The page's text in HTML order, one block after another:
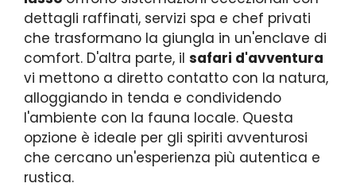
dettagli raffinati, servizi spa e chef privati
che trasformano la giungla in un'enclave di
comfort. D'altra parte, il safari d'avventura
vi mettono a diretto contatto con la natura,
alloggiando in tenda e condividendo
l'ambiente con la fauna locale. Questa
opzione è ideale per gli spiriti avventurosi
che cercano un'esperienza più autentica e
rustica.